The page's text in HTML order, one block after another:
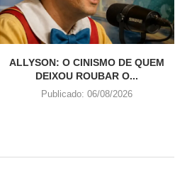
ALLYSON: O CINISMO DE QUEM
DEIXOU ROUBAR O...
Publicado: 06/08/2026